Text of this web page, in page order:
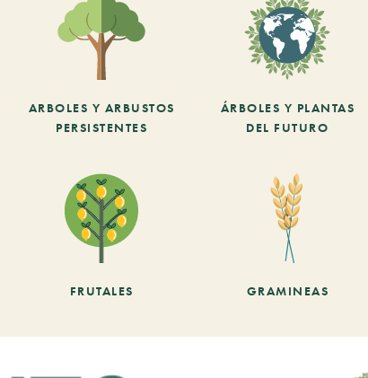
ARBOLES Y ARBUSTOS
PERSISTENTES
ÁRBOLES Y PLANTAS
DEL FUTURO
FRUTALES GRAMINEAS